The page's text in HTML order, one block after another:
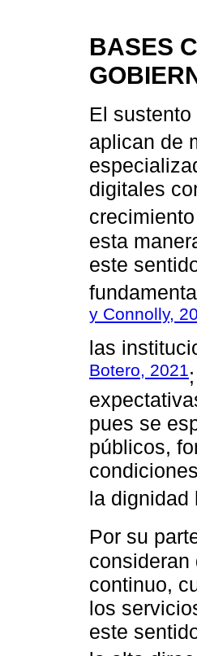
BASES
El
aplican de
digitales
esta
este
y Connolly,
las
Botero, 2021;
pues se
públicos,
la dignidad
Por su
consideran
continuo,
los
este